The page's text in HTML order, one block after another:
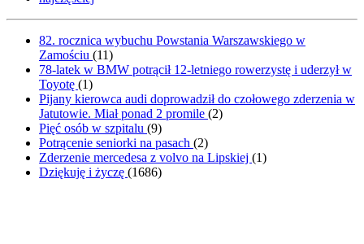
82. rocznica wybuchu Powstania Warszawskiego w
Zamościu (11)
78-latek w BMW potrącił 12-letniego rowerzystę i uderzył w
Toyotę (1)
Pijany kierowca audi doprowadził do czołowego zderzenia w
Jatutowie. Miał ponad 2 promile (2)
Pięć osób w szpitalu (9)
Potrącenie seniorki na pasach (2)
Zderzenie mercedesa z volvo na Lipskiej (1)
Dziękuję i życzę (1686)